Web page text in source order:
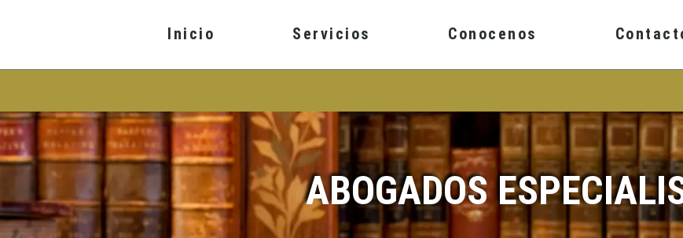
Inicio Servicios Conocenos
ABOGADOS